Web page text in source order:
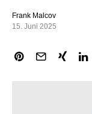
Frank Malcov
15. Juni 2025